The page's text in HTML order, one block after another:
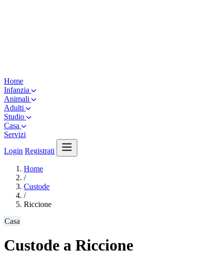
Home
Infanzia
Animali
Adulti
Studio
Casa
Servizi
Login Registrati
Home
/
Custode
/
Riccione
Casa
Custode a Riccione